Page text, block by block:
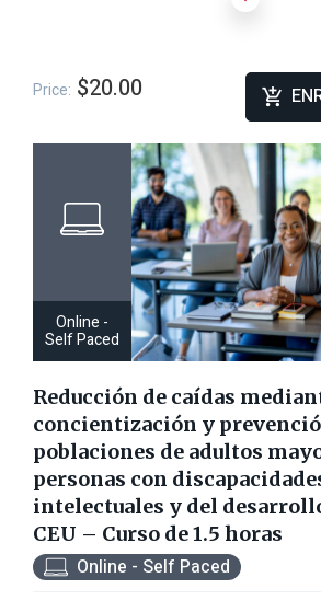
Integridad de Tratamiento (TI). Este
específicamente para proveedores de
Price: $20.00
Online -
Self Paced
Reducción de caídas
concientización y
poblaciones de adultos
personas con
intelectuales y del
CEU – Curso de 1.5 horas
Online - Self Paced